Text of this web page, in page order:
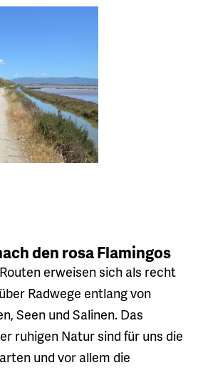
den rosa Flamingos
erweisen sich als recht
Radwege entlang von
Seen und Salinen. Das
ruhigen Natur sind für uns die
und vor allem die